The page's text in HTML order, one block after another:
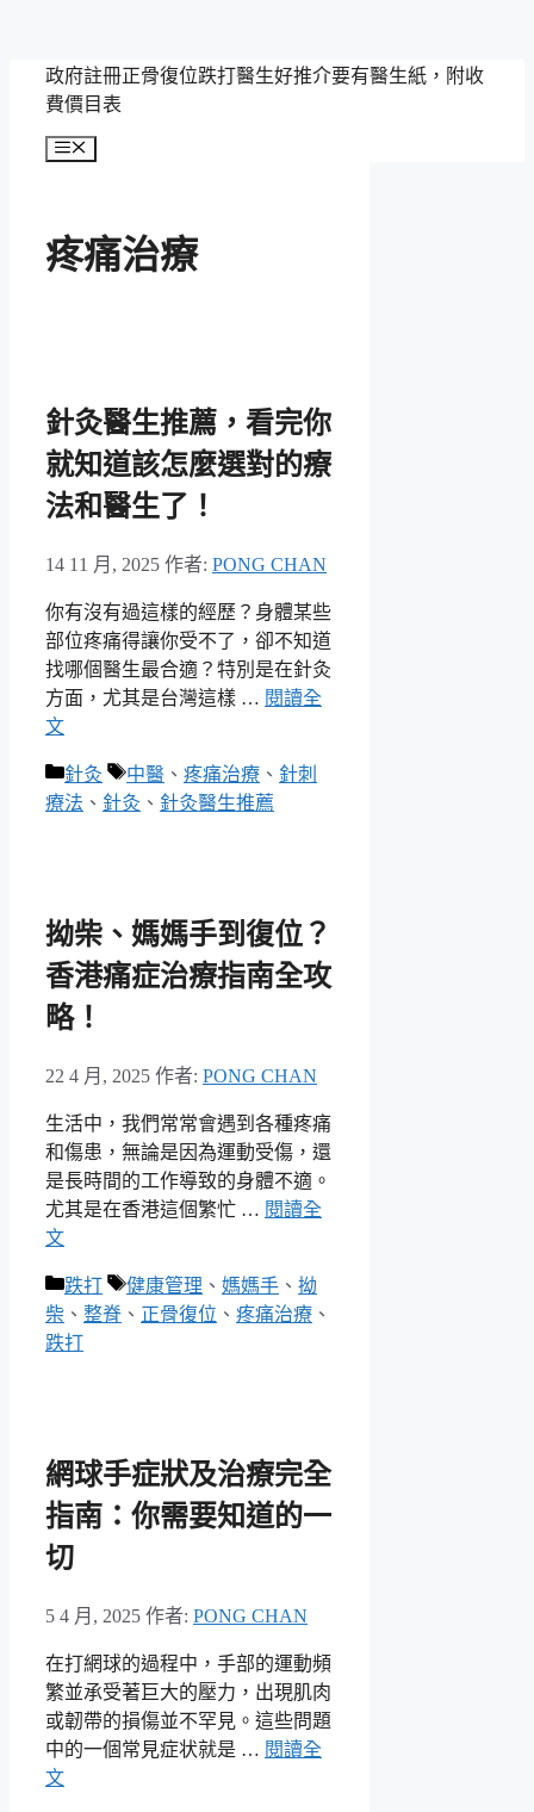
政府註冊正骨復位跌打醫生好推介要有醫生紙，附收
費價目表
選
疼痛治療
針灸醫生推薦，看完你
就知道該怎麼選對的療
法和醫生了！
14 11 月, 2025 作者: PONG CHAN
你有沒有過這樣的經歷？身體某些
部位疼痛得讓你受不了，卻不知道
找哪個醫生最合適？特別是在針灸
方面，尤其是台灣這樣 … 閱讀全
文
分
類
針灸
標
籤
中醫 、 疼痛治療 、 針刺
療法 、 針灸 、 針灸醫生推薦
拗柴、媽媽手到復位？
香港痛症治療指南全攻
略！
22 4 月, 2025 作者: PONG CHAN
生活中，我們常常會遇到各種疼痛
和傷患，無論是因為運動受傷，還
是長時間的工作導致的身體不適。
尤其是在香港這個繁忙 … 閱讀全
文
分
類
跌打
標
籤
健康管理 、 媽媽手 、 拗
柴 、 整脊 、 正骨復位 、 疼痛治療 、
跌打
網球手症狀及治療完全
指南：你需要知道的一
切
5 4 月, 2025 作者: PONG CHAN
在打網球的過程中，手部的運動頻
繁並承受著巨大的壓力，出現肌肉
或韌帶的損傷並不罕見。這些問題
中的一個常見症状就是 … 閱讀全
文